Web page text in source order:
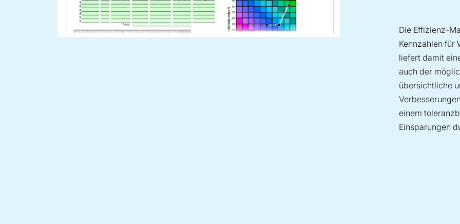
Die Effizienz-
Kennzahlen für
liefert damit
auch der
übersichtliche
einem
Einsparungen